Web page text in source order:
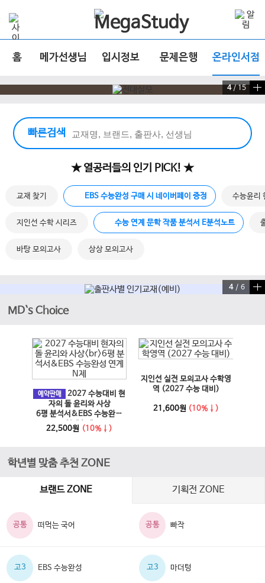
홈 메가선생님 입시정보 문제은행 온라인서점
4/ 15
빠른검색
빠른 검색 실행
★ 열공러들의 인기 PICK! ★
교재 찾기 EBS 수능완성 구매 시 네이버페이 증정 수능윤리
지인선 수학 시리즈 수능 연계 문학 작품 분석서 E분석노트
바탕 모의고사 상상 모의고사
4/ 6
MD`s Choice
예약판매
2027 수능대비 현
자의 돌 윤리와 사상
6평 분석서&EBS 수능완성
연계 N제
22,500원 (10%↓)
지인선 실전 모의고사 수학영
역 (2027 수능 대비)
21,600원 (10%↓)
이전 슬라이드 다음 슬라이드
학년별 맞춤 추천 ZONE
브랜드 ZONE 기획전 ZONE
공통 떠먹는 국어 공통 빠작
고3 EBS 수능완성 고3 마더텅